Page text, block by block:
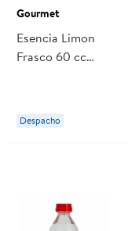
Gourmet
Esencia Limon
Frasco 60 cc
Despacho